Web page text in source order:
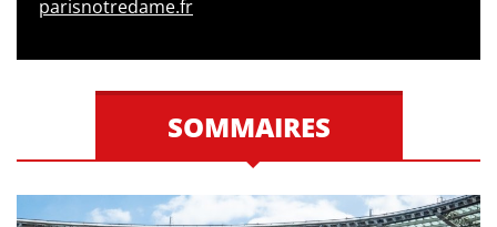
parisnotredame.fr
SOMMAIRES